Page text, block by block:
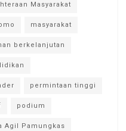
Masyarakat
masyarakat
berkelanjutan
permintaan tinggi
podium
Agil Pamungkas